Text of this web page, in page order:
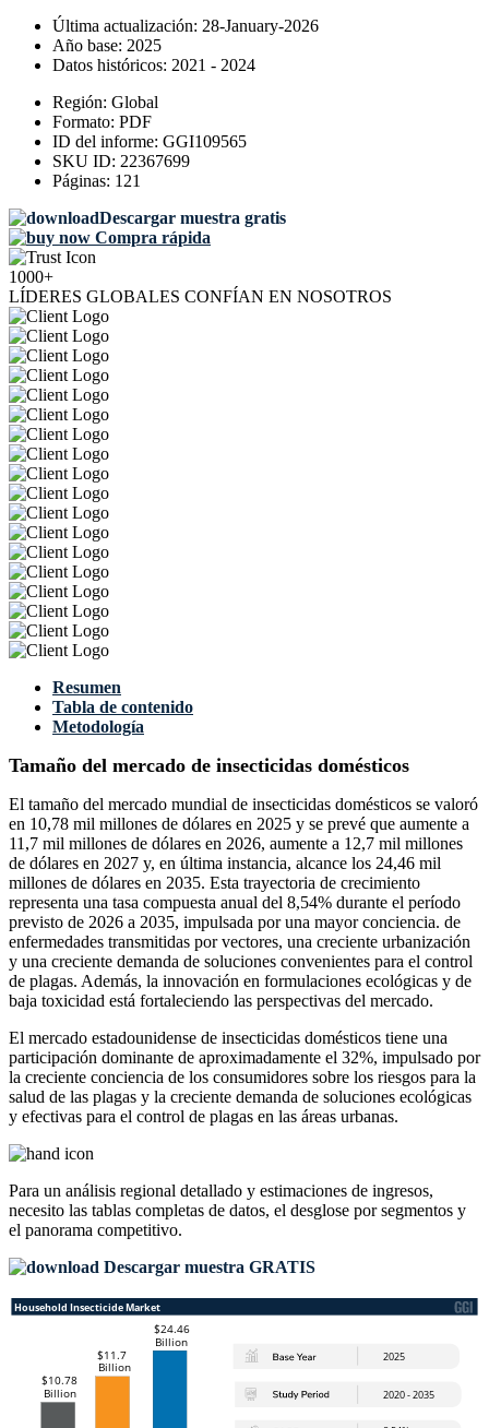
Última actualización: 28-January-2026
Año base: 2025
Datos históricos: 2021 - 2024
Región: Global
Formato: PDF
ID del informe: GGI109565
SKU ID: 22367699
Páginas: 121
Descargar muestra gratis
Compra rápida
1000+
LÍDERES GLOBALES CONFÍAN EN NOSOTROS
Resumen
Tabla de contenido
Metodología
Tamaño del mercado de insecticidas domésticos
El tamaño del mercado mundial de insecticidas domésticos se valoró
en 10,78 mil millones de dólares en 2025 y se prevé que aumente a
11,7 mil millones de dólares en 2026, aumente a 12,7 mil millones
de dólares en 2027 y, en última instancia, alcance los 24,46 mil
millones de dólares en 2035. Esta trayectoria de crecimiento
representa una tasa compuesta anual del 8,54% durante el período
previsto de 2026 a 2035, impulsada por una mayor conciencia. de
enfermedades transmitidas por vectores, una creciente urbanización
y una creciente demanda de soluciones convenientes para el control
de plagas. Además, la innovación en formulaciones ecológicas y de
baja toxicidad está fortaleciendo las perspectivas del mercado.
El mercado estadounidense de insecticidas domésticos tiene una
participación dominante de aproximadamente el 32%, impulsado por
la creciente conciencia de los consumidores sobre los riesgos para la
salud de las plagas y la creciente demanda de soluciones ecológicas
y efectivas para el control de plagas en las áreas urbanas.
Para un análisis regional detallado y estimaciones de ingresos,
necesito las tablas completas de datos, el desglose por segmentos y
el panorama competitivo.
Descargar muestra GRATIS